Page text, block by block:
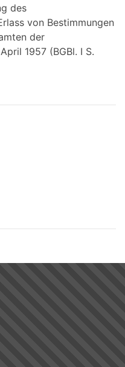
des
von Bestimmungen
der
1957 (BGBl. I S.